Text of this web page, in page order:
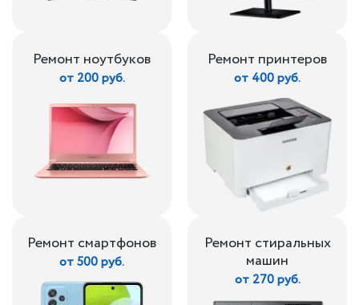
Ремонт ноутбуков
от 200 руб.
Ремонт принтеров
от 400 руб.
Ремонт смартфонов
от 500 руб.
Ремонт стиральных
машин
от 270 руб.